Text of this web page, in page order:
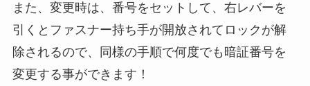
また、変更時は、番号をセットして、右レバーを
引くとファスナー持ち手が開放されてロックが解
除されるので、同様の手順で何度でも暗証番号を
変更する事ができます！